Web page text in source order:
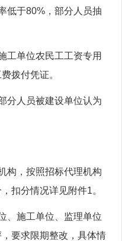
于80%，部分人员抽
单位农民工工资专用
拨付凭证。
人员被建设单位认为
，按照招标代理机构
扣分情况详见附件1。
施工单位、监理单位
要求限期整改，具体情